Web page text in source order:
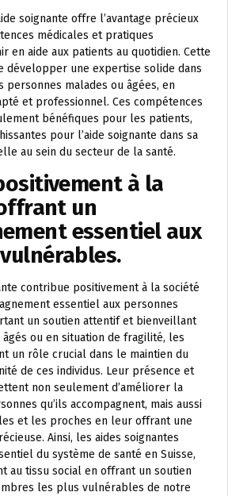
soignante offre l’avantage précieux
médicales et pratiques
en aide aux patients au quotidien. Cette
développer une expertise solide dans
personnes malades ou âgées, en
et professionnel. Ces compétences
bénéfiques pour les patients,
pour l’aide soignante dans sa
au sein du secteur de la santé.
à la
un
essentiel aux
contribue positivement à la société
essentiel aux personnes
un soutien attentif et bienveillant
ou en situation de fragilité, les
un rôle crucial dans le maintien du
de ces individus. Leur présence et
non seulement d’améliorer la
qu’ils accompagnent, mais aussi
et les proches en leur offrant une
Ainsi, les aides soignantes
du système de santé en Suisse,
au tissu social en offrant un soutien
les plus vulnérables de notre